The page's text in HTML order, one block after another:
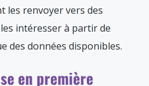
les renvoyer vers des
intéresser à partir de
des données disponibles.
en première